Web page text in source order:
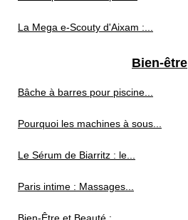
La Mega e-Scouty d'Aixam :...
Bien-être
Bâche à barres pour piscine...
Pourquoi les machines à sous...
Le Sérum de Biarritz : le...
Paris intime : Massages...
Bien-Être et Beauté :...